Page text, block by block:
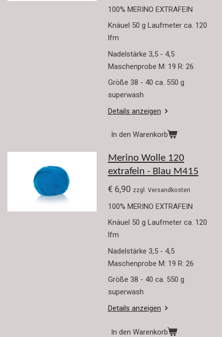
100% MERINO EXTRAFEIN
Knäuel 50 g Laufmeter ca. 120
lfm
Nadelstärke 3,5 - 4,5
Maschenprobe M: 19 R: 26
Größe 38 - 40 ca. 550 g
superwash
Details anzeigen
In den Warenkorb
Merino Wolle 120
extrafein - Blau M415
€ 6,90 zzgl. Versandkosten
100% MERINO EXTRAFEIN
Knäuel 50 g Laufmeter ca. 120
lfm
Nadelstärke 3,5 - 4,5
Maschenprobe M: 19 R: 26
Größe 38 - 40 ca. 550 g
superwash
Details anzeigen
In den Warenkorb